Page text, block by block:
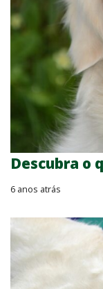
Descubra o
6 anos atrás